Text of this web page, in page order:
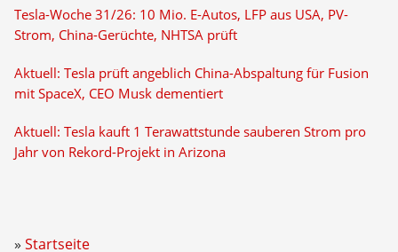
Tesla-Woche 31/26: 10 Mio. E-Autos, LFP aus USA, PV-
Strom, China-Gerüchte, NHTSA prüft
Aktuell: Tesla prüft angeblich China-Abspaltung für Fusion
mit SpaceX, CEO Musk dementiert
Aktuell: Tesla kauft 1 Terawattstunde sauberen Strom pro
Jahr von Rekord-Projekt in Arizona
Startseite